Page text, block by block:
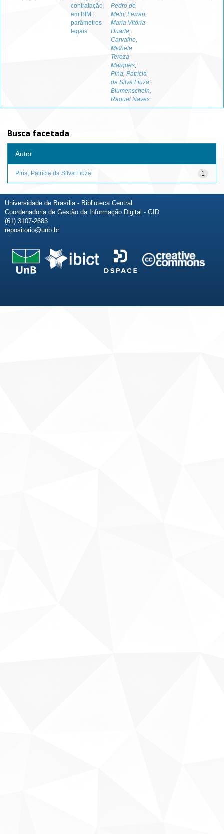
contratação
em BIM :
parâmetros
legais
Pedro de
Melo; Ferrari,
Maria Vitória
Duarte;
Carvalho,
Michele
Tereza
Marques;
Pina, Patrícia
da Silva Fiuza;
Blumenschein,
Raquel Naves
Busca facetada
Autor
1
Pina, Patrícia da Silva Fiuza
Universidade de Brasília - Biblioteca Central
Coordenadoria de Gestão da Informação Digital - GID
(61) 3107-2683
repositorio@unb.br